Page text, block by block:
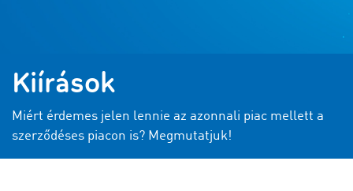
Kiírások
Miért érdemes jelen lennie az azonnali piac mellett a
szerződéses piacon is? Megmutatjuk!